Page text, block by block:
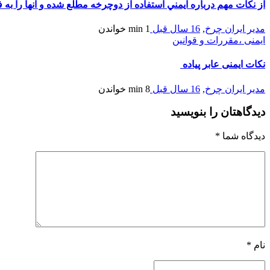
از نكات مهم درباره ايمني استفاده از دوچرخه مطلع شده و آنها را به
مدیر ایران چرخ, 16 سال قبل 1 min
خواندن
ایمنی ،مقررات و قوانین
نکات ایمنی عابر پیاده
مدیر ایران چرخ, 16 سال قبل 8 min خواندن
دیدگاهتان را بنویسید
دیدگاه شما *
نام *